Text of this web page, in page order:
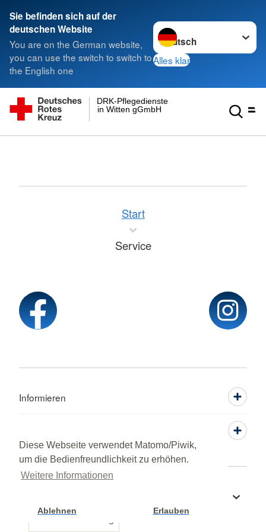
Diese Webseite verwendet Matomo/Piwik,
um die Bedienfreundlichkeit zu erhöhen.
Weitere Informationen
Ablehnen Erlauben
Sie befinden sich auf der
deutschen Website
You are on the German website,
you can use the switch to switch to
the English one
Sprache wechseln zu
Alles klar
in Witten gGmbH
DRK-Pflegedienste
Start
Service
Informieren